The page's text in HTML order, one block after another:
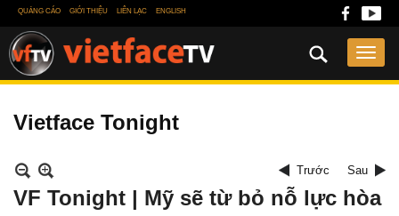
QUẢNG CÁO GIỚI THIỆU LIÊN LẠC ENGLISH
Vietface Tonight
Trước Sau
VF Tonight | Mỹ sẽ từ bỏ nỗ lực hòa